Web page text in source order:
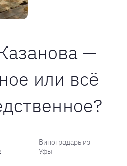
—
или всё
Виноградарь из
Уфы